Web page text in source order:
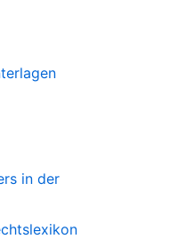
in der